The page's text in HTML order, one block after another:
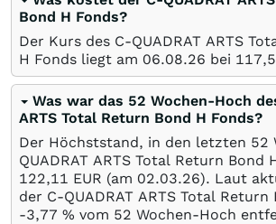
Bond H Fonds?
Der Kurs des C-QUADRAT ARTS
H Fonds liegt am 06.08.26 bei
Was war das 52 Wochen-Hoch
ARTS Total Return Bond H Fonds?
Der Höchststand, in den letzten 52
QUADRAT ARTS Total Return Bond
122,11 EUR (am 02.03.26). Laut
der C-QUADRAT ARTS Total Return
-3,77 % vom 52 Wochen-Hoch